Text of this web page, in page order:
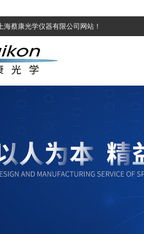
上海蔡康光学仪器有限公司 网站！